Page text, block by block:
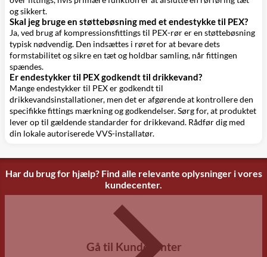
og sikkert.
Skal jeg bruge en støttebøsning med et endestykke til PEX?
Ja, ved brug af kompressionsfittings til PEX-rør er en støttebøsning
typisk nødvendig. Den indsættes i røret for at bevare dets
formstabilitet og sikre en tæt og holdbar samling, når fittingen
spændes.
Er endestykker til PEX godkendt til drikkevand?
Mange endestykker til PEX er godkendt til
drikkevandsinstallationer, men det er afgørende at kontrollere den
specifikke fittings mærkning og godkendelser. Sørg for, at produktet
lever op til gældende standarder for drikkevand. Rådfør dig med
din lokale autoriserede VVS-installatør.
Har du brug for hjælp? Find alle relevante oplysninger i vores
kundecenter.
Gå til Kundecenter